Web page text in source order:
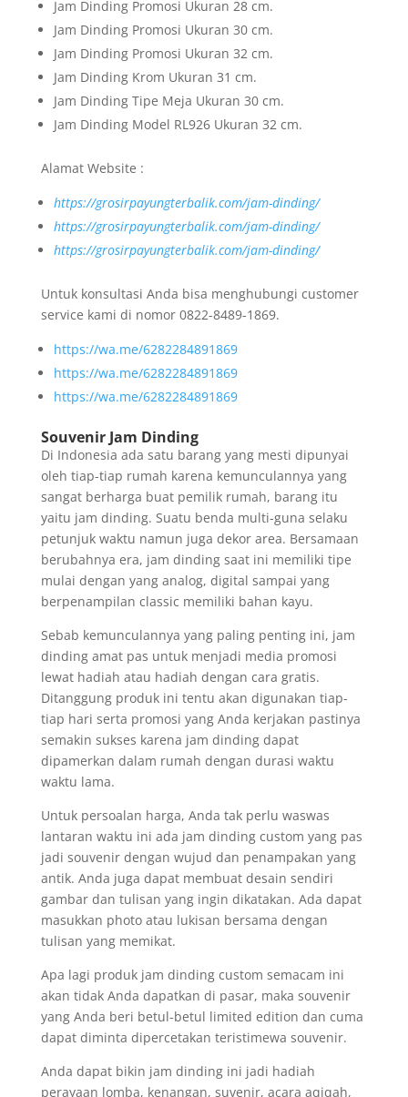
Jam Dinding Promosi Ukuran 28 cm.
Jam Dinding Promosi Ukuran 30 cm.
Jam Dinding Promosi Ukuran 32 cm.
Jam Dinding Krom Ukuran 31 cm.
Jam Dinding Tipe Meja Ukuran 30 cm.
Jam Dinding Model RL926 Ukuran 32 cm.
Alamat Website :
https://grosirpayungterbalik.com/jam-dinding/
https://grosirpayungterbalik.com/jam-dinding/
https://grosirpayungterbalik.com/jam-dinding/
Untuk konsultasi Anda bisa menghubungi customer
service kami di nomor 0822-8489-1869.
https://wa.me/6282284891869
https://wa.me/6282284891869
https://wa.me/6282284891869
Souvenir Jam Dinding
Di Indonesia ada satu barang yang mesti dipunyai
oleh tiap-tiap rumah karena kemunculannya yang
sangat berharga buat pemilik rumah, barang itu
yaitu jam dinding. Suatu benda multi-guna selaku
petunjuk waktu namun juga dekor area. Bersamaan
berubahnya era, jam dinding saat ini memiliki tipe
mulai dengan yang analog, digital sampai yang
berpenampilan classic memiliki bahan kayu.
Sebab kemunculannya yang paling penting ini, jam
dinding amat pas untuk menjadi media promosi
lewat hadiah atau hadiah dengan cara gratis.
Ditanggung produk ini tentu akan digunakan tiap-
tiap hari serta promosi yang Anda kerjakan pastinya
semakin sukses karena jam dinding dapat
dipamerkan dalam rumah dengan durasi waktu
waktu lama.
Untuk persoalan harga, Anda tak perlu waswas
lantaran waktu ini ada jam dinding custom yang pas
jadi souvenir dengan wujud dan penampakan yang
antik. Anda juga dapat membuat desain sendiri
gambar dan tulisan yang ingin dikatakan. Ada dapat
masukkan photo atau lukisan bersama dengan
tulisan yang memikat.
Apa lagi produk jam dinding custom semacam ini
akan tidak Anda dapatkan di pasar, maka souvenir
yang Anda beri betul-betul limited edition dan cuma
dapat diminta dipercetakan teristimewa souvenir.
Anda dapat bikin jam dinding ini jadi hadiah
perayaan lomba, kenangan, suvenir, acara aqiqah,